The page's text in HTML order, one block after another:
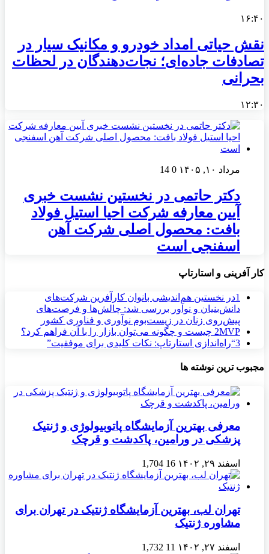
۱۶:۴۰
نقش حیاتی امداد خودرو و مکانیک سیار در
تصادفات جاده‌ای؛ نجات‌دهندگان در لحظات
بحرانی
۱۲:۳۰
مرداد ۱۰, ۱۴۰۵ 0
14
دکتر حاتمی در نخستین نشست خبری
آیین معارفه شرکت احیا استیل فولاد
بافت: محصول اصلی شرکت آهن
اسفنجی است
کار آفرینی و استارتاپ
1در نخستین هم‌اندیشی بانوان کارآفرین شرکت‌های
دانش‌بنیان و نوآور بررسی شد: چالش‌ها و فرصت‌های
پیش‌روی زنان در زیست‌بوم نوآوری و فناوری کشور
2MVP چیست و چگونه می‌توان بازار را با آن فراهم کرد؟
3“راه‌اندازی استارتاپ: نکات کلیدی برای موفقیت”
مجبوب ترین نوشته ها
معرفی بهترین آزمایشگاه پاتوبیولوژی و ژنتیک
پزشکی در ورامین، پاکدشت و قرچک
اسفند ۲۹, ۱۴۰۲ 16
1,704
تهران لب، بهترین آزمایشگاه ژنتیک در تهران برای
مشاوره ژنتیک
اسفند ۲۷, ۱۴۰۲ 11
1,732